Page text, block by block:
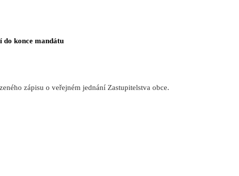
do konce mandátu
zápisu o veřejném jednání Zastupitelstva obce.